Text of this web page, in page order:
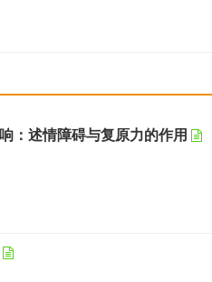
：述情障碍与复原力的作用